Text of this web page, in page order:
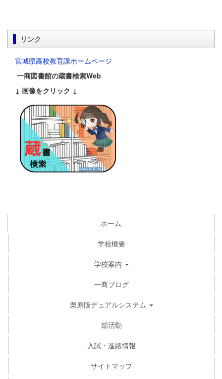
リンク
宮城県高校教育課ホームページ
一商図書館の蔵書検索Web
↓ 画像をクリック ↓
ホーム
学校概要
学校案内
一商ブログ
栗原版デュアルシステム
部活動
入試・進路情報
サイトマップ